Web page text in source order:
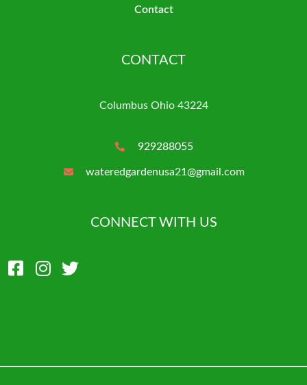
Contact
CONTACT
Columbus Ohio 43224
929288055
wateredgardenusa21@gmail.com
CONNECT WITH US